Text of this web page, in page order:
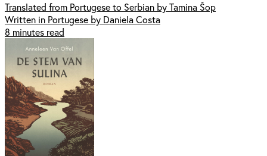
Translated from Portugese to Serbian by Tamina Šop
Written in Portugese by Daniela Costa
8 minutes read